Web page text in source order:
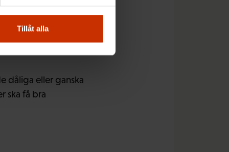
Tillåt alla
arbetstagare bra
dåliga eller ganska
ska få bra